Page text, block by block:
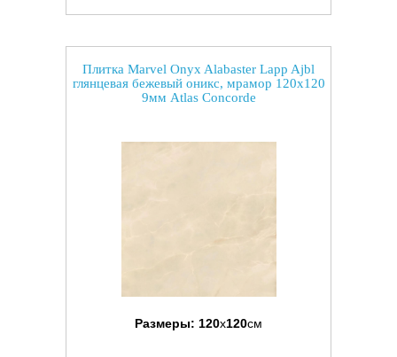
Плитка Marvel Onyx Alabaster Lapp Ajbl
глянцевая бежевый оникс, мрамор 120x120
9мм Atlas Concorde
Размеры: 120x120см